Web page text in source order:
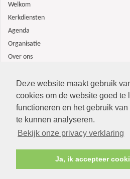
Deze website maakt gebruik
cookies om de website goed te
functioneren en het gebruik
te kunnen analyseren.
Bekijk onze privacy verklaring
Ja, ik accepteer
Welkom
Kerkdiensten
Agenda
Organisatie
Over ons
Contact